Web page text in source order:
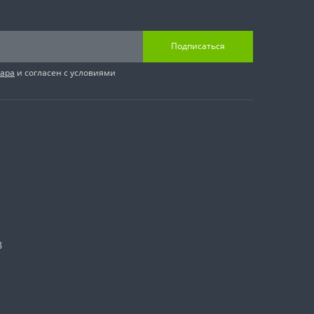
Подписаться
и согласен с условиями